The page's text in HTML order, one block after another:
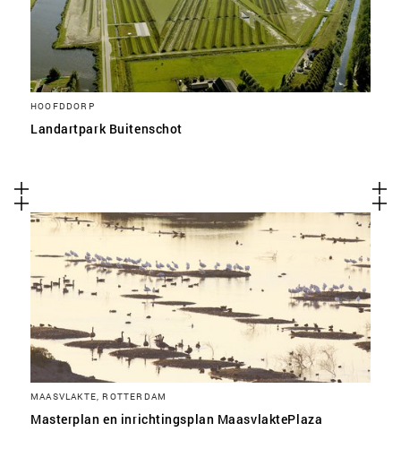
HOOFDDORP
Landartpark Buitenschot
MAASVLAKTE, ROTTERDAM
Masterplan en inrichtingsplan MaasvlaktePlaza